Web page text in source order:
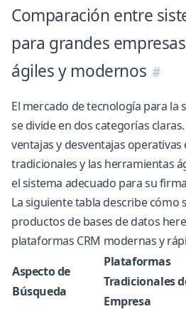
Comparación entre
para grandes empresas
ágiles y modernos
El mercado de tecnología para la
se divide en dos categorías
ventajas y desventajas
tradicionales y las herramientas
el sistema adecuado para su
La siguiente tabla describe cómo
productos de bases de datos
plataformas CRM modernas y
Aspecto de
Búsqueda
Plataformas
Tradicionales
Empresa